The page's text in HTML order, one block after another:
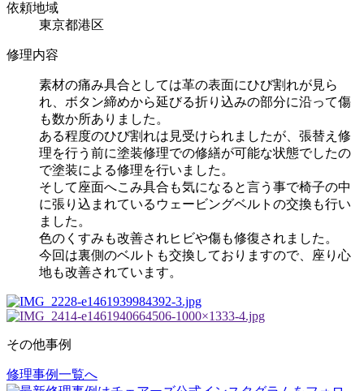
依頼地域
東京都港区
修理内容
素材の痛み具合としては革の表面にひび割れが見ら
れ、ボタン締めから延びる折り込みの部分に沿って傷
も数か所ありました。
ある程度のひび割れは見受けられましたが、張替え修
理を行う前に塗装修理での修繕が可能な状態でしたの
で塗装による修理を行いました。
そして座面へこみ具合も気になると言う事で椅子の中
に張り込まれているウェービングベルトの交換も行い
ました。
色のくすみも改善されヒビや傷も修復されました。
今回は裏側のベルトも交換しておりますので、座り心
地も改善されています。
その他事例
投
修理事例一覧へ